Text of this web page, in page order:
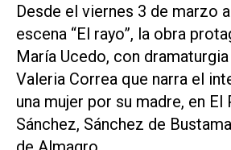
Desde el viernes 3 de marzo
escena “El rayo”, la obra
María Ucedo, con
Valeria Correa que narra el
una mujer por su madre, en El
Sánchez, Sánchez de